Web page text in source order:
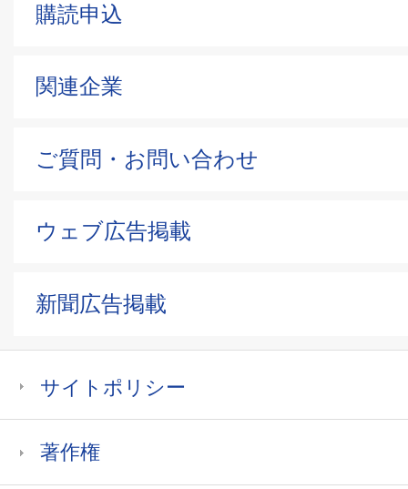
購読申込
関連企業
ご質問・お問い合わせ
ウェブ広告掲載
新聞広告掲載
サイトポリシー
著作権